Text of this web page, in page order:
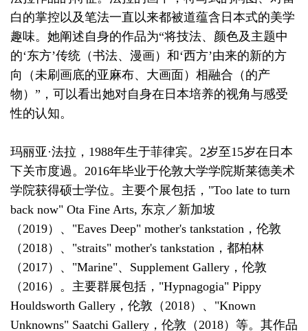
白的掌控以及笔法一直以来都被道蕴含日本式的美学
趣味。她阐述自身的作品为“将技法、颜色及主题中
的‘东方’传统（书法、漫画）和‘西方’由来的新的方
向（未刷画底的亚麻布、大画面）相融合（的产
物）”，可以看出她对自身在日本培养的视角与感受
性的认知。
玛丽亚·法拉，1988年生于菲律宾。2岁至15岁在日本
下关市度過。2016年毕业于伦敦大学学院斯莱德美术
学院获得硕士学位。主要个展包括，"Too late to turn
back now" Ota Fine Arts, 东京／新加坡
（2019）、"Eaves Deep" mother's tankstation，伦敦
（2018）、"straits" mother's tankstation，都柏林
（2017）、"Marine"、Supplement Gallery，伦敦
（2016）。主要群展包括，"Hypnagogia" Pippy
Houldsworth Gallery，伦敦（2018）、"Known
Unknowns" Saatchi Gallery，伦敦（2018）等。其作品